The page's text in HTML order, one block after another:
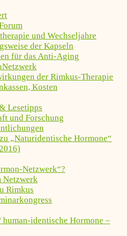
und Wechseljahre
der Kapseln
für das Anti-Aging
der Rimkus-Therapie
Kosten
Lesetipps
und Forschung
„Naturidentische Hormone“
Netzwerk“?
Netzwerk
Rimkus
identische Hormone –